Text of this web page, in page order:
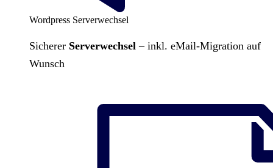
Wordpress Serverwechsel
Sicherer Serverwechsel – inkl. eMail-Migration auf
Wunsch